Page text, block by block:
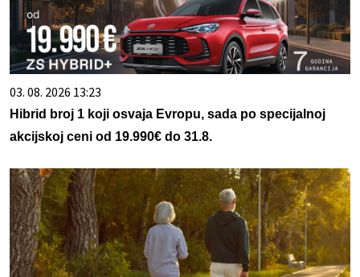
03. 08. 2026 13:23
Hibrid broj 1 koji osvaja Evropu, sada po specijalnoj
akcijskoj ceni od 19.990€ do 31.8.